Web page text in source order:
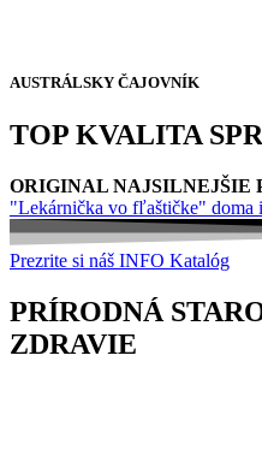
AUSTRÁLSKY ČAJOVNÍK
TOP KVALITA
ORIGINAL NAJSILNEJŠIE
"Lekárnička vo fľaštičke" doma i
Prezrite si náš INFO Katalóg
PRÍRODNÁ
ZDRAVIE